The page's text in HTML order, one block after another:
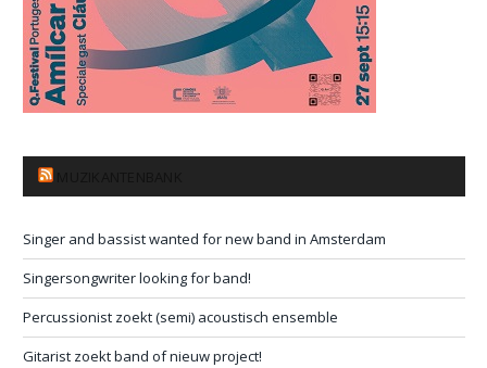
Singer and bassist wanted for new band in Amsterdam
Singersongwriter looking for band!
Percussionist zoekt (semi) acoustisch ensemble
Gitarist zoekt band of nieuw project!